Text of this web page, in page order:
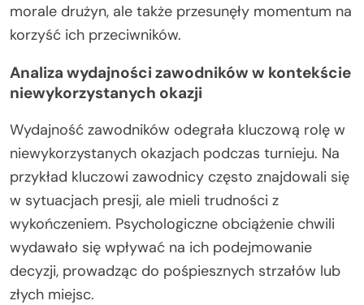
morale drużyn, ale także przesunęły momentum na
korzyść ich przeciwników.
Analiza wydajności zawodników w kontekście
niewykorzystanych okazji
Wydajność zawodników odegrała kluczową rolę w
niewykorzystanych okazjach podczas turnieju. Na
przykład kluczowi zawodnicy często znajdowali się
w sytuacjach presji, ale mieli trudności z
wykończeniem. Psychologiczne obciążenie chwili
wydawało się wpływać na ich podejmowanie
decyzji, prowadząc do pośpiesznych strzałów lub
złych miejsc.